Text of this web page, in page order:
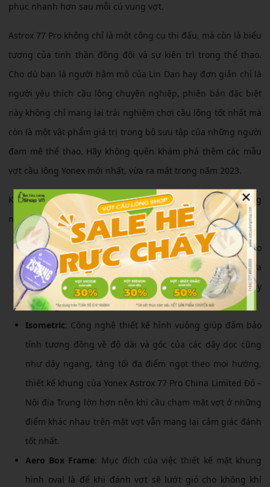
phục nhanh hơn sau mỗi cú vung vợt.
Astrox 77 Pro không chỉ là một công cụ thi đấu, mà còn là biểu
tượng của tinh thần đồng đội và sự kiên trì trong thể thao.
Cho dù bạn là người hâm mộ của Lin Dan hay đơn giản chỉ là
người yêu thích cầu lông chuyên nghiệp, phiên bản đặc biệt
này không chỉ mang lại trải nghiệm chơi cầu lông tốt nhất mà
còn là một vật phẩm giá trị trong bộ sưu tập của những người
đam mê thể thao. Hãy không quên khám phá thêm các mẫu
vợt cầu lông Yonex mới nhất, vừa ra mắt trong năm 2023.
Không những thế, vợt còn được trang bị thêm hàng loạt công
nghệ tiên tiến khác như là:
NAMD: Là công nghệ phủ vật liệu nano lên trực tiếp vào
sợi than chì cải thiện sự kết dính giữa than chì và nhựa
giúp tăng độ đàn hồi cho đũa vợt và giúp đũa vợt quay
lại trạng thái ổn định nhất.
Isometric: Công nghệ thiết kế hình vuông giúp đảm bảo
tính tương đồng về độ dài và góc của các dây dọc cũng
như dây ngang, tăng tối đa điểm ngọt theo mọi hướng,
thiết kế khung của Yonex Astrox 77 Pro China Limited Đỏ –
Nội địa Trung lớn hơn nên khi cầu chạm mặt vợt ở những
điểm khác nhau trên mặt vợt vẫn mang lại cảm giác đánh
tốt nhất.
Aero Box Frame: Mục đích của việc thiết kế mặt khung
hình oval là để khi đánh vợt sẽ lướt gió cho không khí
×